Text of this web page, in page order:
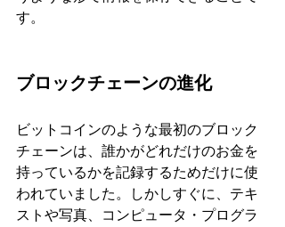
す。
ブロックチェーンの進化
ビットコインのような最初のブロック
チェーンは、誰かがどれだけのお金を
持っているかを記録するためだけに使
われていました。しかしすぐに、テキ
ストや写真、コンピュータ・プログラ